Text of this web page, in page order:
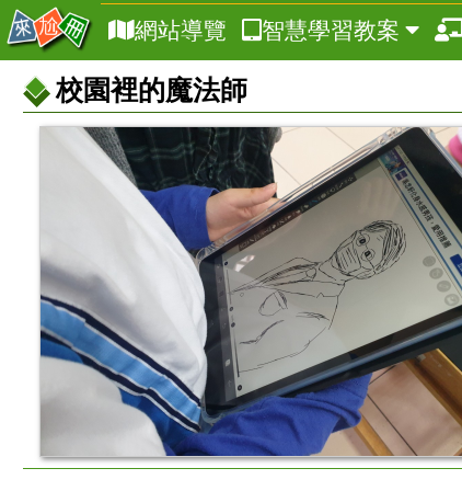
網站導覽 智慧學習教案
校園裡的魔法師
本
資
訊